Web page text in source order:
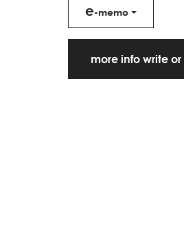
e-memo
more info write